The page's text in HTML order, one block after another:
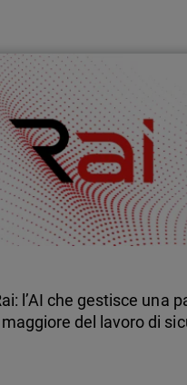
maggio 2026 -
leader globale nella
unificata per gli MSP, ha
l’acquisizione di
azienda specializzata
delle applicazioni cloud. I
non sono stati resi
l’AI che gestisce una
del lavoro di